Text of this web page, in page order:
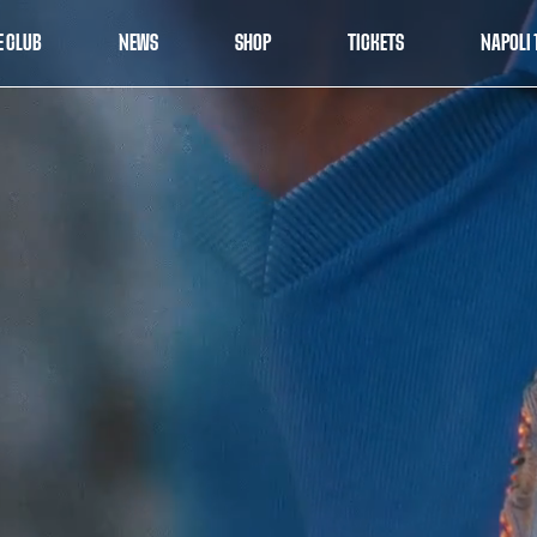
CLUB NEWS SHOP TICKETS NAPOLI